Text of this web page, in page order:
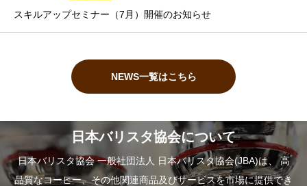
スキルアップセミナー（7月）開催のお知らせ
NEWS一覧はこちら
日本バリスタ協会について
日本バリスタ協会 一般社団法人 日本バリスタ協会(JBA)は、 高
品質なコーヒー、その他関連商品及びサービスを市場に提供でき